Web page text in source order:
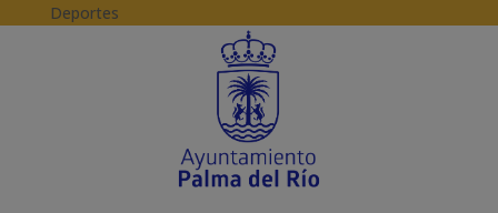
Skip to content
Deportes